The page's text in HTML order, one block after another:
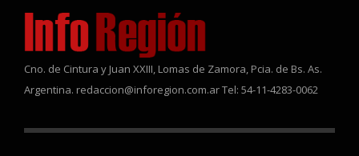
Cno. de Cintura y Juan XXIII, Lomas de Zamora, Pcia. de Bs. As.
Argentina. redaccion@inforegion.com.ar Tel: 54-11-4283-0062